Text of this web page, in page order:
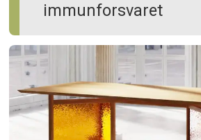
immun­forsvaret